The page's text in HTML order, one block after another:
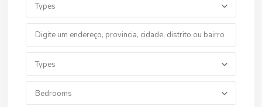
Types
Types
Bedrooms